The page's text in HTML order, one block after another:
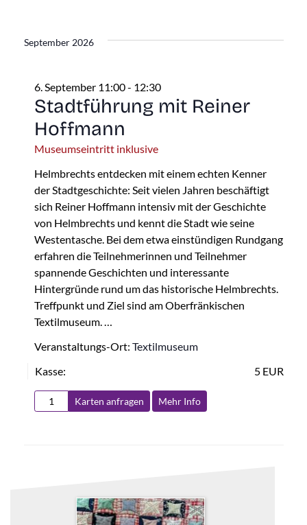
September 2026
6. September 11:00- 12:30
Stadtführung mit Reiner
Hoffmann
Museumseintritt inklusive
Helmbrechts entdecken mit einem echten Kenner
der Stadtgeschichte: Seit vielen Jahren beschäftigt
sich Reiner Hoffmann intensiv mit der Geschichte
von Helmbrechts und kennt die Stadt wie seine
Westentasche. Bei dem etwa einstündigen Rundgang
erfahren die Teilnehmerinnen und Teilnehmer
spannende Geschichten und interessante
Hintergründe rund um das historische Helmbrechts.
Treffpunkt und Ziel sind am Oberfränkischen
Textilmuseum. …
Veranstaltungs-Ort: Textilmuseum
Kasse:
5 EUR
Karten anfragen Mehr Info